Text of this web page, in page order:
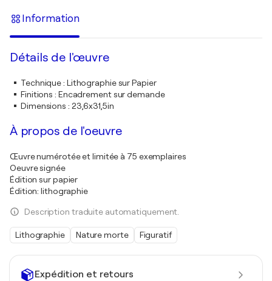
Expédition et retours
Information
Détails de l'œuvre
Technique: Lithographie sur Papier
Finitions : Encadrement sur demande
Dimensions : 23,6x31,5in
À propos de l'oeuvre
Œuvre numérotée et limitée à 75 exemplaires
Oeuvre signée
Édition sur papier
Édition: lithographie
Description traduite automatiquement.
Lithographie Nature morte Figuratif